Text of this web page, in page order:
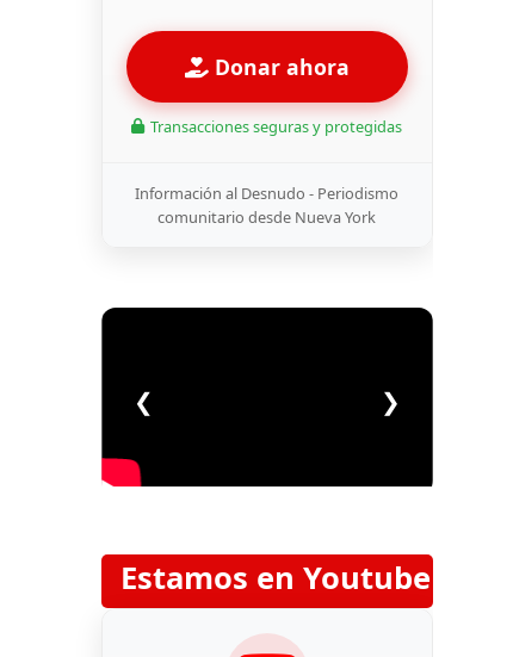
Donar ahora
Transacciones seguras y protegidas
Información al Desnudo - Periodismo
comunitario desde Nueva York
❮ ❯
Estamos en Youtube